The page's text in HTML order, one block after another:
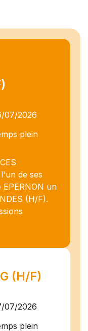
07/2026
plein
de ses
un
(H/F).
(H/F)
07/2026
plein